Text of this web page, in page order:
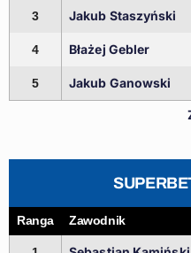
3 Jakub Staszyński
4 Błażej Gebler
5 Jakub Ganowski
Ranga Zawodnik